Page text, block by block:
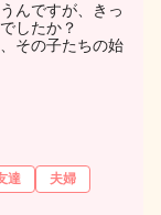
んですが、きっ
したか？
その子たちの始
達
夫婦